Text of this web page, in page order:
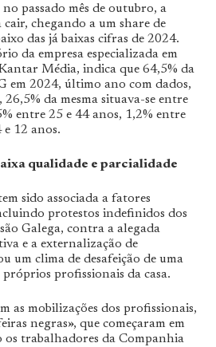
passado mês de outubro, a
chegando a um share de
das já baixas cifras de 2024.
da empresa especializada em
Média, indica que 64,5% da
em 2024, último ano com dados,
da mesma situava-se entre
entre 25 e 44 anos, 1,2% entre
e 12 anos.
qualidade e parcialidade
sido associada a fatores
protestos indefinidos dos
Galega, contra a alegada
e a externalização de
um clima de desafeição de uma
profissionais da casa.
as mobilizações dos profissionais,
negras», que começaram em
os trabalhadores da Companhia